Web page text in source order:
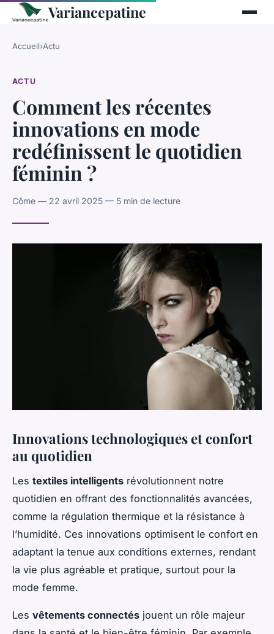
Variancepatine
Accueil›Actu
ACTU
Comment les récentes
innovations en mode
redéfinissent le quotidien
féminin ?
Côme — 22 avril 2025 — 5 min de lecture
Innovations technologiques et confort
au quotidien
Les textiles intelligents révolutionnent notre
quotidien en offrant des fonctionnalités avancées,
comme la régulation thermique et la résistance à
l’humidité. Ces innovations optimisent le confort en
adaptant la tenue aux conditions externes, rendant
la vie plus agréable et pratique, surtout pour la
mode femme.
Les vêtements connectés jouent un rôle majeur